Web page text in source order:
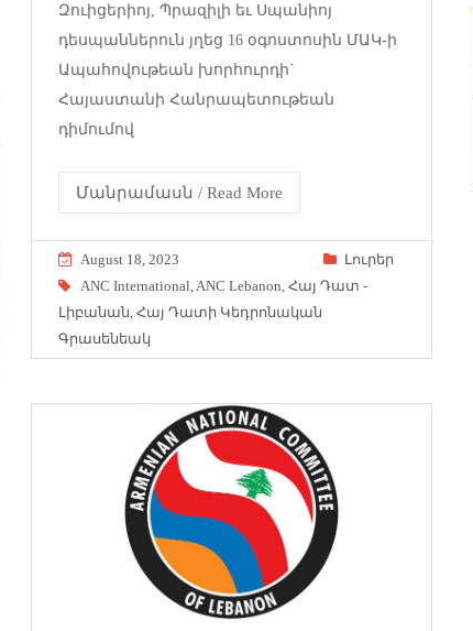
Զուիցերիոյ, Պրազիլի եւ Սպանիոյ
դեսպաններուն յղեց 16 օգոստոսին ՄԱԿ-ի
Ապահովութեան խորհուրդի`
Հայաստանի Հանրապետութեան
դիմումով
Մանրամասն / Read More
August 18, 2023
Լուրեր
ANC International ANC Lebanon Հայ Դատ -
Լիբանան Հայ Դատի Կեդրոնական
Գրասենեակ